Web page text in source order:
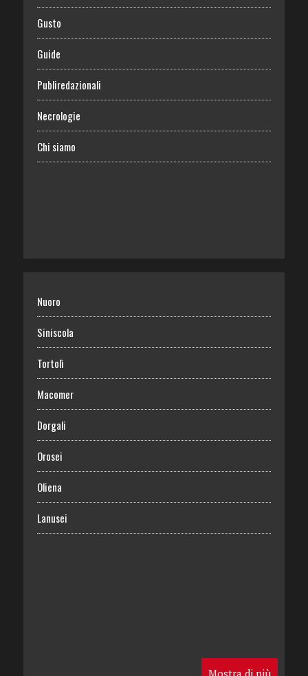
Gusto
Guide
Publiredazionali
Necrologie
Chi siamo
Nuoro
Siniscola
Tortolì
Macomer
Dorgali
Orosei
Oliena
Lanusei
Mostra di più